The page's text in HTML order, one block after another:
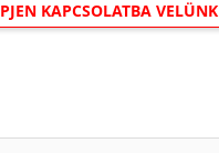
KAPCSOLATBA VELÜNK